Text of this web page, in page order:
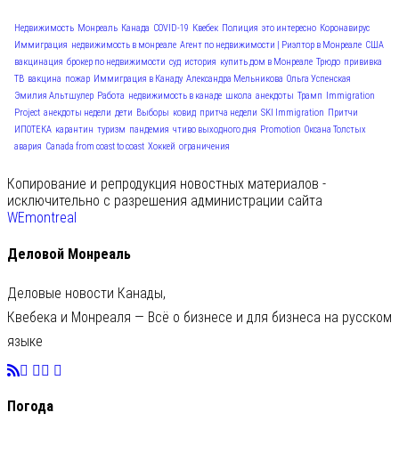
Недвижимость Монреаль Канада COVID-19 Квебек Полиция это интересно Коронавирус
Иммиграция недвижимость в монреале Агент по недвижимости | Риэлтор в Монреале США
вакцинация брокер по недвижимости суд история купить дом в Монреале Трюдо прививка
ТВ вакцина пожар Иммиграция в Канаду Александра Мельникова Ольга Успенская
Эмилия Альтшулер Работа недвижимость в канаде школа анекдоты Трамп
Immigration
Project анекдоты недели дети Выборы ковид притча недели SKI Immigration Притчи
ИПОТЕКА карантин туризм пандемия чтиво выходного дня Promotion Оксана Толстых
авария Canada from coast to coast Хоккей ограничения
Копирование и репродукция новостных материалов -
исключительно с разрешения администрации сайта
WEmontreal
Деловой Монреаль
Деловые новости Канады,
Квебека и Монреаля — Всё о бизнесе и для бизнеса на русском
языке
Погода